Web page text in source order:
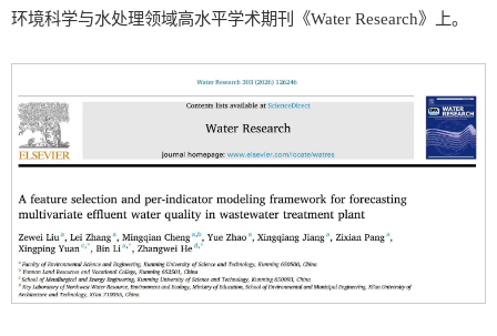
环境科学与水处理领域高水平学术期刊《Water Research》上。